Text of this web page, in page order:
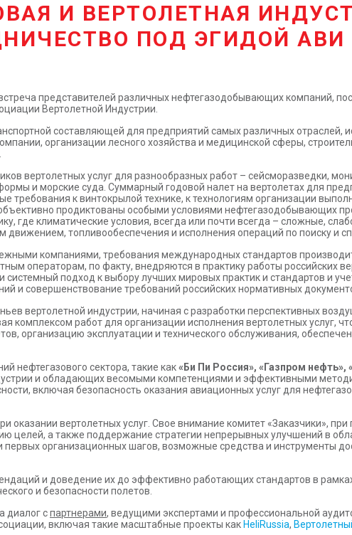
И ВЕРТОЛЕТНАЯ
ПОД ЭГИДОЙ АВИ
представителей различных нефтегазодобывающих компаний,
Вертолетной Индустрии.
составляющей для предприятий самых различных отраслей,
организации лесного хозяйства и медицинской сферы,
вертолетных услуг для разнообразных работ – сейсморазведки,
и морские суда. Суммарный годовой налет на вертолетах для
к винтокрылой технике, к технологиям организации
продиктованы особыми условиями нефтегазодобывающих
где климатические условия, всегда или почти всегда – сложные,
топливообеспечения и исполнения операций по поиску и
компаниями, требования международных стандартов
операторам, по факту, внедряются в практику работы российских
подход к выбору лучших мировых практик и стандартов и
и совершенствование требований российских нормативных
вертолетной индустрии, начиная с разработки перспективных
комплексом работ для организации исполнения вертолетных услуг,
организацию эксплуатации и технического обслуживания,
нефтегазового сектора, такие как«Би Пи Россия», «Газпром нефть»,
и обладающих весомыми компетенциями и эффективными
включая безопасность оказания авиационных услуг для
оказании вертолетных услуг. Свое внимание комитет «Заказчики»,
целей, а также поддержание стратегии непрерывных улучшений в
организационных шагов, возможные средства и инструменты
и доведение их до эффективно работающих стандартов в
и безопасности полетов.
диалог спартнерами, ведущими экспертами и профессиональной
включая такие масштабные проекты как HeliRussia,